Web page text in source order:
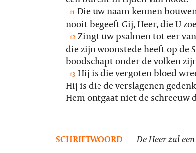
11 Die uw naam kennen
nooit begeeft Gij, Heer, die U
12 Zingt uw psalmen tot eer van
die zijn woonstede heeft op de
boodschapt onder de volken
13 Hij is die vergoten bloed
Hij is die de verslagenen
Hem ontgaat niet de schreeuw
SCHRIFTWOORD — De Heer zal